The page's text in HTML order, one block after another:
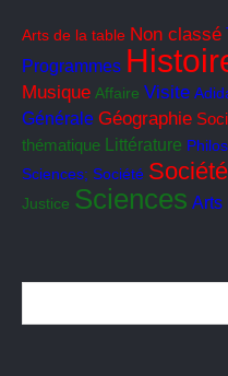
Arts de la table Non classé
Programmes
Musique Affaire Visite
Générale Géographie
thématique
Littérature
Sciences; Société Société
Justice Sciences Arts